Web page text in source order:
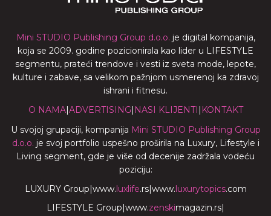
Mini STUDIO Publishing Group d.o.o. je digital kompanija,
koja se 2009. godine pozicionirala kao lider u LIFESTYLE
segmentu, prateći trendove i vesti iz sveta mode, lepote,
kulture i zabave, sa velikom pažnjom usmerenoj ka zdravoj
ishrani i fitnesu.
O NAMA|ADVERTISING| NASI KLIJENTI | KONTAKT
U svojoj grupaciji, kompanija Mini STUDIO Publishing Group
d.o.o. je svoj portfolio uspešno proširila na Luxury, Lifestyle i
Living segment, gde je više od decenije zadržala vodeću
poziciju:
LUXURY Group|www.luxlife.rs|www.luxurytopics.com
LIFESTYLE Group|www.zenskimagazin.rs|